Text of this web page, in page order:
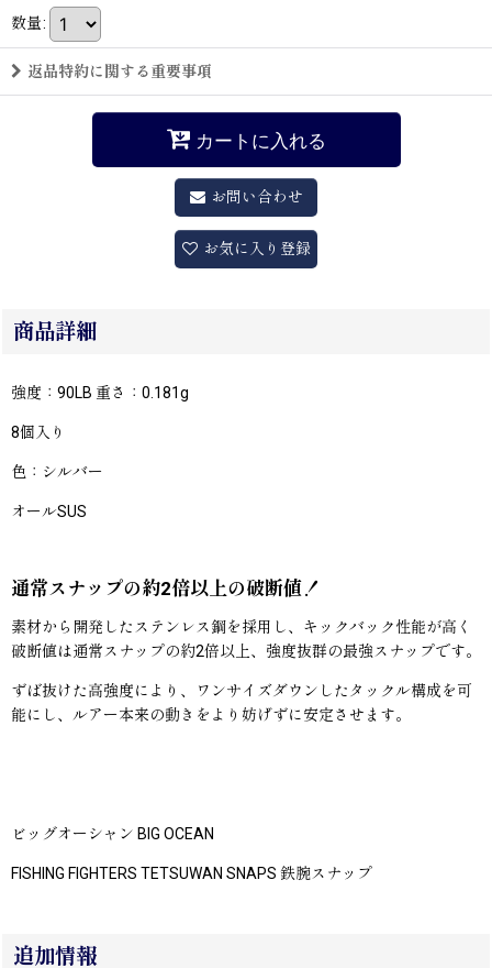
数量:
返品特約に関する重要事項
カートに入れる
お問い合わせ
お気に入り登録
商品詳細
強度：90LB 重さ：0.181g
8個入り
色：シルバー
オールSUS
通常スナップの約2倍以上の破断値！
素材から開発したステンレス鋼を採用し、キックバック性能が高く
破断値は通常スナップの約2倍以上、強度抜群の最強スナップです。
ずば抜けた高強度により、ワンサイズダウンしたタックル構成を可
能にし、ルアー本来の動きをより妨げずに安定させます。
ビッグオーシャン BIG OCEAN
FISHING FIGHTERS TETSUWAN SNAPS 鉄腕スナップ
追加情報